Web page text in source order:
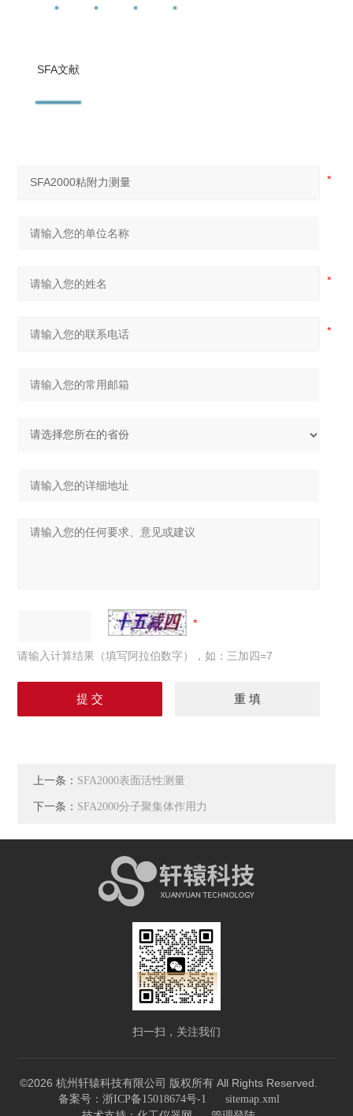
SFA文献
请输入计算结果（填写阿拉伯数字），如：三加四=7
上一条： SFA2000表面活性测量
下一条： SFA2000分子聚集体作用力
扫一扫，关注我们
©2026 杭州轩辕科技有限公司 版权所有 All Rights Reserved.
备案号：浙ICP备15018674号-1 sitemap.xml